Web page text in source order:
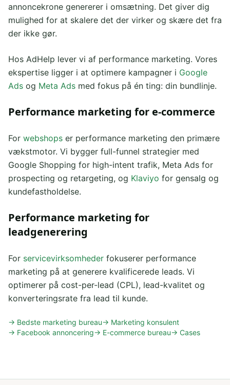
annoncekrone genererer i omsætning. Det giver dig
mulighed for at skalere det der virker og skære det fra
der ikke gør.
Hos AdHelp lever vi af performance marketing. Vores
ekspertise ligger i at optimere kampagner i Google
Ads og Meta Ads med fokus på én ting: din bundlinje.
Performance marketing for e-commerce
For webshops er performance marketing den primære
vækstmotor. Vi bygger full-funnel strategier med
Google Shopping for high-intent trafik, Meta Ads for
prospecting og retargeting, og Klaviyo for gensalg og
kundefastholdelse.
Performance marketing for
leadgenerering
For servicevirksomheder fokuserer performance
marketing på at generere kvalificerede leads. Vi
optimerer på cost-per-lead (CPL), lead-kvalitet og
konverteringsrate fra lead til kunde.
→ Bedste marketing bureau→ Marketing konsulent
→ Facebook annoncering→ E-commerce bureau→ Cases